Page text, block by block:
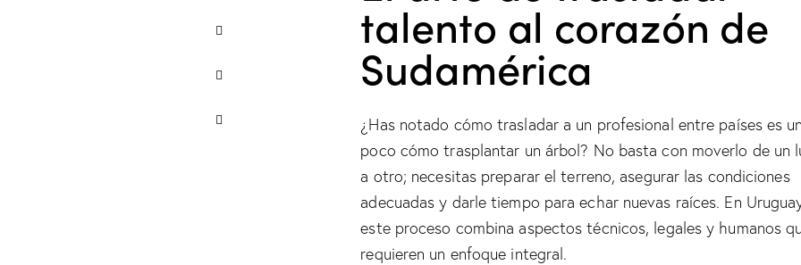
talento al corazón de
Sudamérica
¿Has notado cómo trasladar a un profesional entre países es un
poco cómo trasplantar un árbol? No basta con moverlo de un
a otro; necesitas preparar el terreno, asegurar las condiciones
adecuadas y darle tiempo para echar nuevas raíces. En
este proceso combina aspectos técnicos, legales y humanos
requieren un enfoque integral.